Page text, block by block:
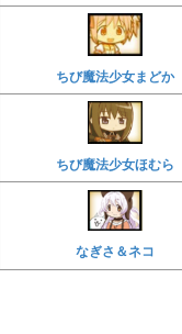
ちび魔法少女まどか
ちび魔法少女ほむら
なぎさ＆ネコ